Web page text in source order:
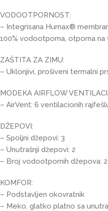
VODOOTPORNOST:
– Integrisana Humax®
100% vodootporna, otporna na
ZAŠTITA ZA ZIMU:
– Uklonjivi, prošiveni termalni
MODEKA AIRFLOW
– AirVent: 6 ventilacionih
DŽEPOVI:
– Spoljni džepovi: 3
– Unutrašnji džepovi: 2
– Broj vodootpornih džepova: 2
KOMFOR:
– Podstavljen okovratnik
– Meko, glatko platno sa